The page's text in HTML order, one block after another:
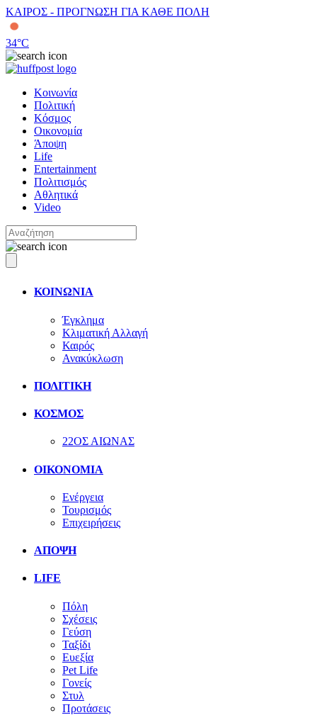
ΚΑΙΡΟΣ - ΠΡΟΓΝΩΣΗ ΓΙΑ ΚΑΘΕ ΠΟΛΗ
34°C
Κοινωνία
Πολιτική
Κόσμος
Οικονομία
Άποψη
Life
Entertainment
Πολιτισμός
Αθλητικά
Video
ΚΟΙΝΩΝΙΑ
Έγκλημα
Κλιματική Αλλαγή
Καιρός
Ανακύκλωση
ΠΟΛΙΤΙΚΗ
ΚΟΣΜΟΣ
22ΟΣ ΑΙΩΝΑΣ
ΟΙΚΟΝΟΜΙΑ
Ενέργεια
Τουρισμός
Επιχειρήσεις
ΑΠΟΨΗ
LIFE
Πόλη
Σχέσεις
Γεύση
Ταξίδι
Ευεξία
Pet Life
Γονείς
Στυλ
Προτάσεις